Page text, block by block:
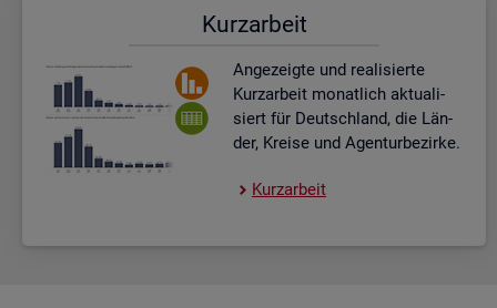
Kurz­ar­beit
An­ge­zeig­te und rea­li­sier­te
Kurz­ar­beit mo­nat­lich ak­tua­li­
siert für Deutsch­land, die Län­
der, Krei­se und Agen­tur­be­zir­ke.
Kurz­ar­beit